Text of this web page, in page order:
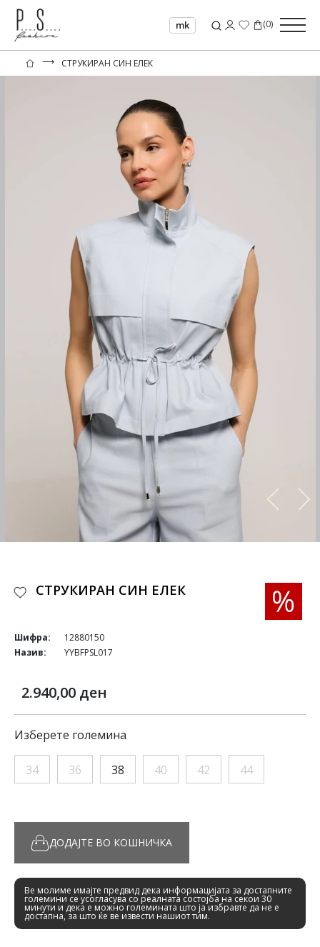
mk (0)
⟶ СТРУКИРАН СИН ЕЛЕК
СТРУКИРАН СИН ЕЛЕК
Шифра:
12880150
Назив:
YYBFPSL017
2.940,00 ден
Изберете големина
34 36 38 40 42 44
ДОДАЈТЕ ВО КОШНИЧКА
Ве молиме имајте предвид дека информацијата за достапните
големини се усогласува со реалната состојба на секои 30
минути и дека е можно големината што ја избравте да не е
достапна, за што ќе ве извести нашиот тим.